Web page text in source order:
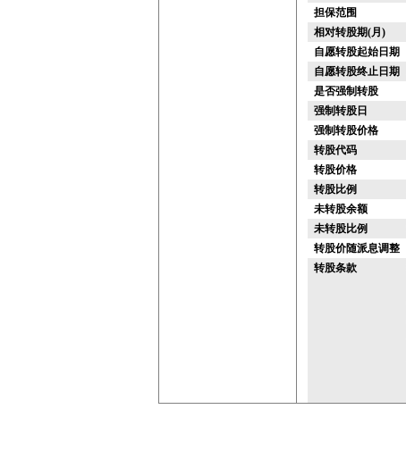
担保范围
相对转股期(月)
自愿转股起始日期
自愿转股终止日期
是否强制转股
强制转股日
强制转股价格
转股代码
转股价格
转股比例
未转股余额
未转股比例
转股价随派息调整
转股条款